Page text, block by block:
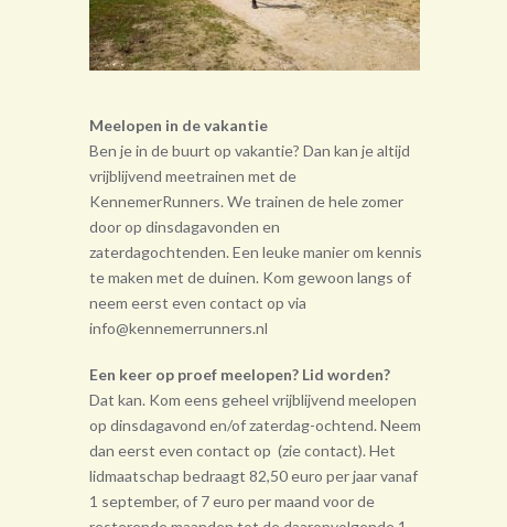
Meelopen in de vakantie
Ben je in de buurt op vakantie? Dan kan je altijd
vrijblijvend meetrainen met de
KennemerRunners. We trainen de hele zomer
door op dinsdagavonden en
zaterdagochtenden. Een leuke manier om kennis
te maken met de duinen. Kom gewoon langs of
neem eerst even contact op via
info@kennemerrunners.nl
Een keer op proef meelopen? Lid worden?
Dat kan. Kom eens geheel vrij­blijvend meelopen
op dinsdagavond en/of zaterdag-ochtend. Neem
dan eerst even contact op (zie contact). Het
lidmaatschap bedraagt 82,50 euro per jaar vanaf
1 september, of 7 euro per maand voor de